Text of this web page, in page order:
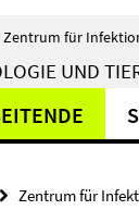
Zentrum für
UND
Zentrum für